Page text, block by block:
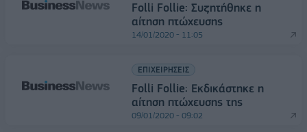
Folli Follie: Συζητήθηκε η
αίτηση πτώχευσης
14/01/2020 - 11:05
ΕΠΙΧΕΙΡΗΣΕΙΣ
Folli Follie: Εκδικάστηκε η
αίτηση πτώχευσης της
09/01/2020 - 09:02